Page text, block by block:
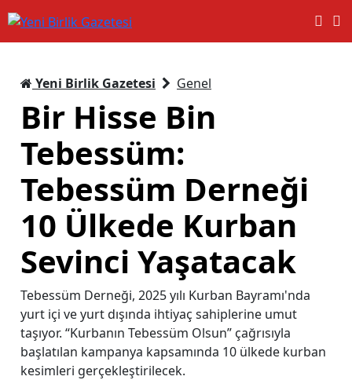
Yeni Birlik Gazetesi Genel
Bir Hisse Bin
Tebessüm:
Tebessüm Derneği
10 Ülkede Kurban
Sevinci Yaşatacak
Tebessüm Derneği, 2025 yılı Kurban Bayramı'nda
yurt içi ve yurt dışında ihtiyaç sahiplerine umut
taşıyor. “Kurbanın Tebessüm Olsun” çağrısıyla
başlatılan kampanya kapsamında 10 ülkede kurban
kesimleri gerçekleştirilecek.